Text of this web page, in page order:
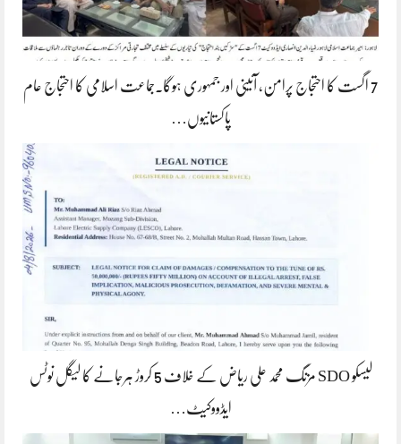
7 اگست کا احتجاج پرامن، آئینی اور جمہوری ہوگا۔جماعت اسلامی کا احتجاج عام
پاکستانیوں…
لیسکو SDO مزنگ محمد علی ریاض کے خلاف 5 کروڑ ہرجانے کا لیگل نوٹس
ایڈووکیٹ…